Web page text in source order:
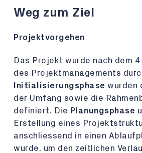
Weg zum Ziel
Projektvorgehen
Das Projekt wurde nach dem
des Projektmanagements
Initialisierungsphase wurden
der Umfang sowie die
definiert. Die Planungsphase
Erstellung eines
anschliessend in einen
wurde, um den zeitlichen